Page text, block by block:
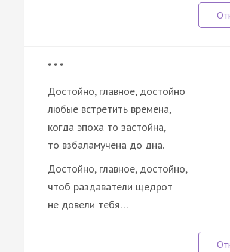
* * *
Достойно, главное, достойно
любые встретить времена,
когда эпоха то застойна,
то взбаламучена до дна.
Достойно, главное, достойно,
чтоб раздаватели щедрот
не довели тебя…